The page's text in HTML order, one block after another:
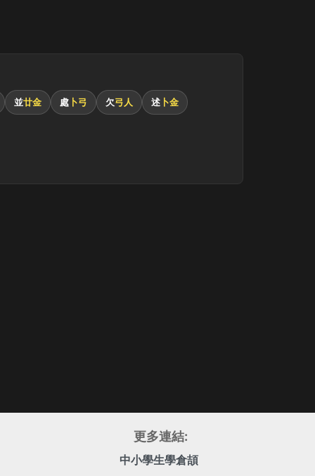
並廿金 處 卜弓 欠弓人 述 卜金
更多連結:
中小學生學倉頡